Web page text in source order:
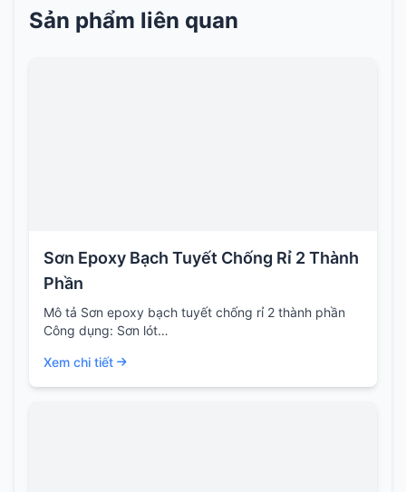
Sản phẩm liên quan
Sơn Epoxy Bạch Tuyết Chống Rỉ 2 Thành
Phần
Mô tả Sơn epoxy bạch tuyết chống rỉ 2 thành phần
Công dụng: Sơn lót…
Xem chi tiết